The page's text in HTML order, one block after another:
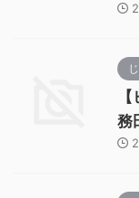
務